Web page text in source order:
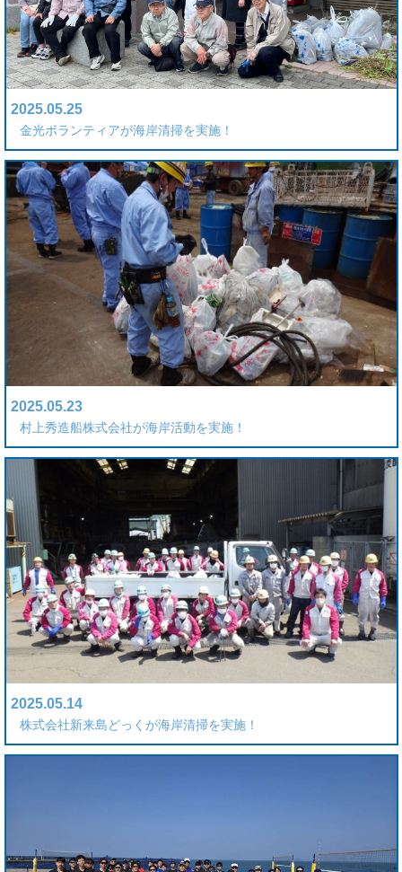
2025.05.25
金光ボランティアが海岸清掃を実施！
2025.05.23
村上秀造船株式会社が海岸活動を実施！
2025.05.14
株式会社新来島どっくが海岸清掃を実施！